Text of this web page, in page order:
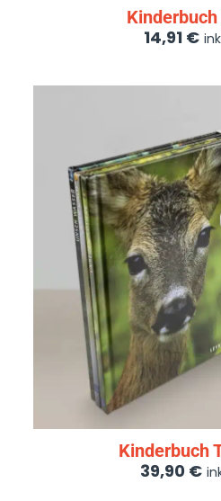
14,91 €
Kinderbuch
39,90 €